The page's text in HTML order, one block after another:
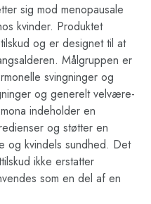
sig mod menopausale
kvinder. Produktet
og er designet til at
Målgruppen er
svingninger og
og generelt velvære-
indeholder en
og støtter en
og kvindels sundhed. Det
ikke erstatter
som en del af en